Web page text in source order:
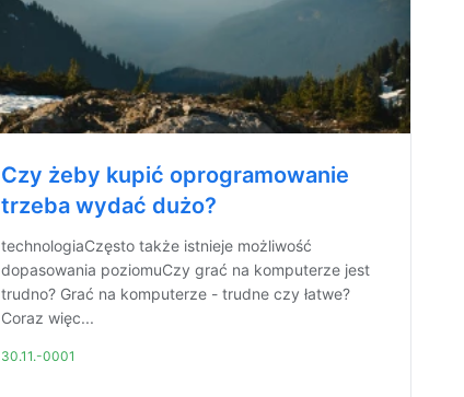
Czy żeby kupić oprogramowanie
trzeba wydać dużo?
technologiaCzęsto także istnieje możliwość
dopasowania poziomuCzy grać na komputerze jest
trudno? Grać na komputerze - trudne czy łatwe?
Coraz więc...
30.11.-0001